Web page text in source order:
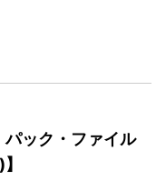
パック・ファイル